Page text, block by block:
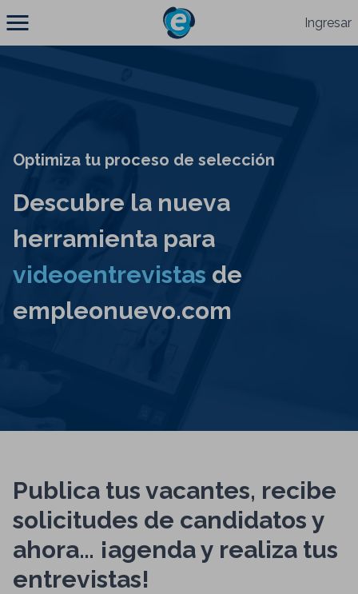
Ingresar
Optimiza tu proceso de selección
Descubre la nueva
herramienta para
videoentrevistas de
empleonuevo.com
Publica tus vacantes, recibe
solicitudes de candidatos y
ahora… ¡agenda y realiza tus
entrevistas!